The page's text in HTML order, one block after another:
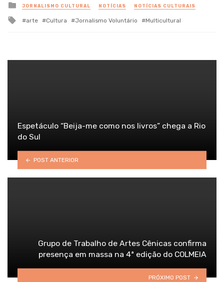
Posted
in
JORNALISMO CULTURAL NOTÍCIAS NOTÍCIAS CULTURAIS
Tagged
arte Cultura Jornalismo Voluntário Multicultural
Espetáculo “Beija-me como nos livros” chega a Rio
do Sul
POST ANTERIOR
Grupo de Trabalho de Artes Cênicas confirma
presença em massa na 4ª edição do COLMEIA
PRÓXIMO POST